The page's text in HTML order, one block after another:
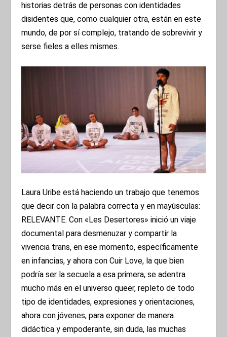
historias detrás de personas con identidades
disidentes que, como cualquier otra, están en este
mundo, de por sí complejo, tratando de sobrevivir y
serse fieles a elles mismes.
Laura Uribe está haciendo un trabajo que tenemos
que decir con la palabra correcta y en mayúsculas:
RELEVANTE. Con «Les Desertores» inició un viaje
documental para desmenuzar y compartir la
vivencia trans, en ese momento, específicamente
en infancias, y ahora con Cuir Love, la que bien
podría ser la secuela a esa primera, se adentra
mucho más en el universo queer, repleto de todo
tipo de identidades, expresiones y orientaciones,
ahora con jóvenes, para exponer de manera
didáctica y empoderante, sin duda, las muchas